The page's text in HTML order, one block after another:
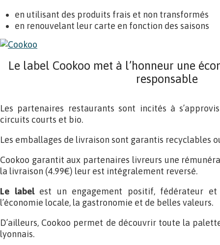
en utilisant des produits frais et non transformés
en renouvelant leur carte en fonction des saisons
Le label Cookoo met à l’honneur une
responsable
Les partenaires restaurants sont incités à
circuits courts et bio.
Les emballages de livraison sont garantis recyclables
Cookoo garantit aux partenaires livreurs une
la livraison (4.99€) leur est intégralement reversé.
Le labelest un engagement positif, fédérateur et
l’économie locale, la gastronomie et de belles valeurs.
D’ailleurs, Cookoo permet de découvrir toute la
lyonnais.